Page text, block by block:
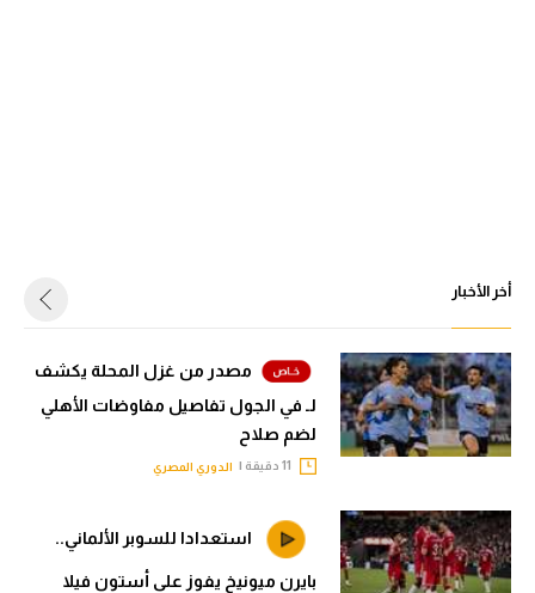
أخر الأخبار
مصدر من غزل المحلة يكشف
لـ في الجول تفاصيل مفاوضات الأهلي
لضم صلاح
الدوري المصري
استعدادا للسوبر الألماني..
بايرن ميونيخ يفوز على أستون فيلا